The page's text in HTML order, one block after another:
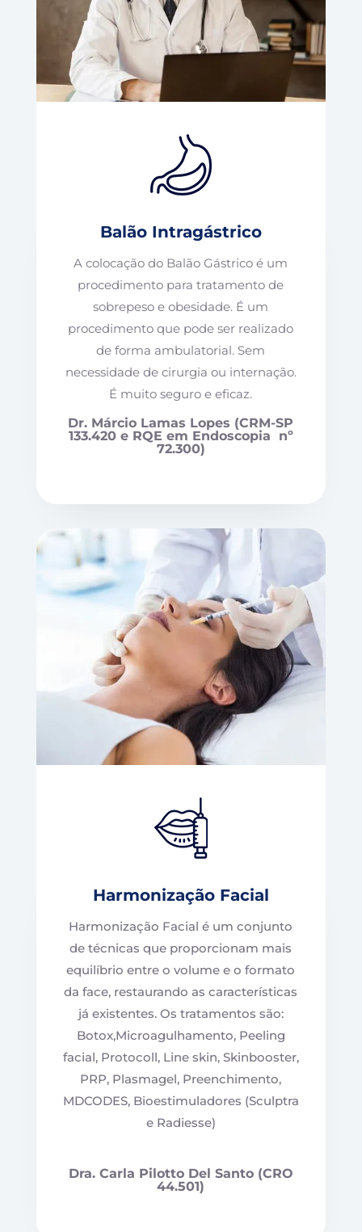
Balão Intragástrico
A colocação do Balão Gástrico é um
procedimento para tratamento de
sobrepeso e obesidade. É um
procedimento que pode ser realizado
de forma ambulatorial. Sem
necessidade de cirurgia ou internação.
É muito seguro e eficaz.
Dr. Márcio Lamas Lopes (CRM-SP
133.420 e RQE em Endoscopia nº
72.300)
Harmonização Facial
Harmonização Facial é um conjunto
de técnicas que proporcionam mais
equilíbrio entre o volume e o formato
da face, restaurando as características
já existentes. Os tratamentos são:
Botox,Microagulhamento, Peeling
facial, Protocoll, Line skin, Skinbooster,
PRP, Plasmagel, Preenchimento,
MDCODES, Bioestimuladores (Sculptra
e Radiesse)
Dra. Carla Pilotto Del Santo (CRO
44.501)